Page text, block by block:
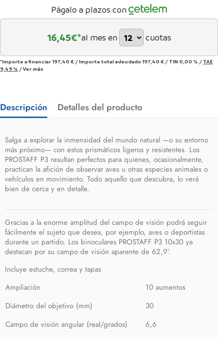
Págalo a plazos con
16,45€*al mes en cuotas
*Importe a financiar197,40 € / Importe total adeudado197,40 € / TIN 0,00 % / TAE
9,49 % /Ver más
Descripción Detalles del producto
Salga a explorar la inmensidad del mundo natural —o su entorno
más próximo— con estos prismáticos ligeros y resistentes. Los
PROSTAFF P3 resultan perfectos para quienes, ocasionalmente,
practican la afición de observar aves u otras especies animales o
vehículos en movimiento. Todo aquello que descubra, lo verá
bien de cerca y en detalle.
Gracias a la enorme amplitud del campo de visión podrá seguir
fácilmente el sujeto que desea, por ejemplo, aves o deportistas
durante un partido. Los binoculares PROSTAFF P3 10x30 ya
destacan por su campo de visión aparente de 62,9°.
Incluye estuche, correa y tapas
Ampliación
10 aumentos
Diámetro del objetivo (mm)
30
Campo de visión angular (real/grados)
6,6